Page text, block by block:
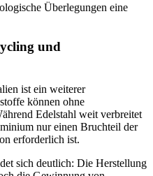
Überlegungen eine
und
ist ein weiterer
können ohne
Edelstahl weit verbreitet
nur einen Bruchteil der
erforderlich ist.
sich deutlich: Die Herstellung